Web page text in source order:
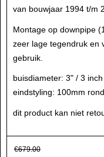
van bouwjaar 1994 t/m
Montage op downpipe
zeer lage tegendruk en
gebruik.
buisdiameter: 3" / 3
eindstyling: 100mm rond
dit product kan niet
€679.00